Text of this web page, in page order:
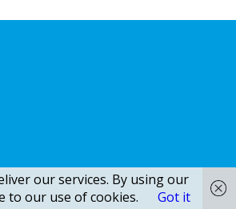
our services. By using our
to our use of cookies.
Got it